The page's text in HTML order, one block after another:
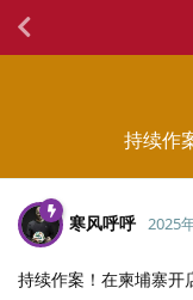
持续作
寒风呼呼 2025
持续作案！在柬埔寨开